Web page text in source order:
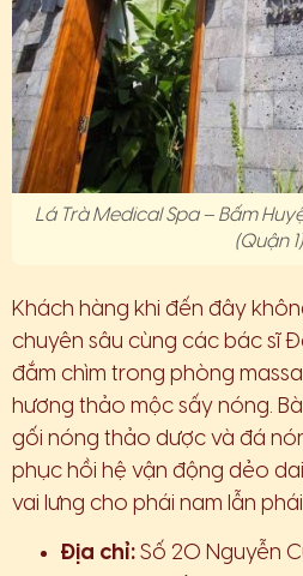
Lá Trà Medical Spa – Bấm
(Quận 1)
Khách hàng khi đến đây
chuyên sâu cùng các bác sĩ
đắm chìm trong phòng
hương thảo mộc sấy nóng.
gối nóng thảo dược và đá
phục hồi hệ vận động dẻo
vai lưng cho phái nam lẫn phái
Địa chỉ: Số 20 Nguyễn